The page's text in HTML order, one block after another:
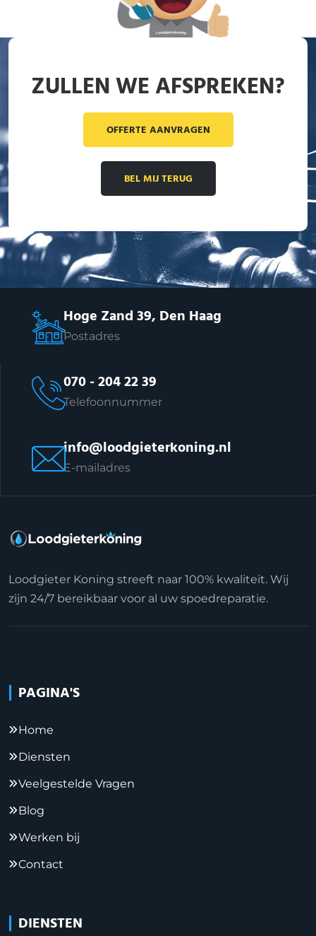
ZULLEN WE AFSPREKEN?
OFFERTE AANVRAGEN
BEL MIJ TERUG
Hoge Zand 39, Den Haag
Postadres
070 - 204 22 39
Telefoonnummer
info@loodgieterkoning.nl
E-mailadres
Loodgieter Koning streeft naar 100% kwaliteit. Wij
zijn 24/7 bereikbaar voor al uw spoedreparatie.
PAGINA'S
Home
Diensten
Veelgestelde Vragen
Blog
Werken bij
Contact
DIENSTEN